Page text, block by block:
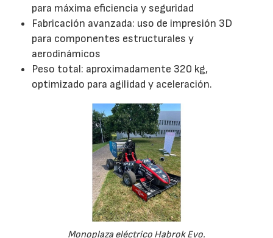
para máxima eficiencia y seguridad
Fabricación avanzada: uso de impresión 3D
para componentes estructurales y
aerodinámicos
Peso total: aproximadamente 320 kg,
optimizado para agilidad y aceleración.
Monoplaza eléctrico Habrok Evo.